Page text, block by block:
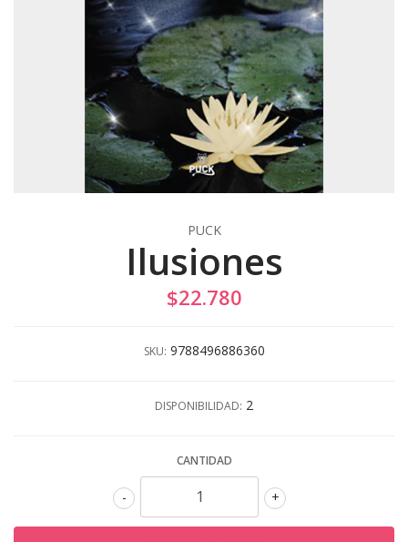
PUCK
Ilusiones
$22.780
SKU: 9788496886360
DISPONIBILIDAD: 2
CANTIDAD
+
-